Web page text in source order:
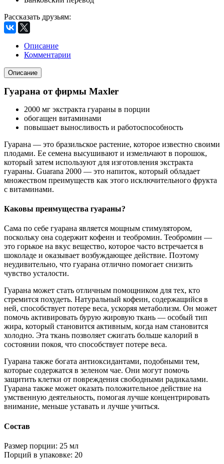
Рассказать друзьям:
Описание
Комментарии
Описание
Гуарана от фирмы Maxler
2000 мг экстракта гуараны в порции
обогащен витаминами
повышает выносливость и работоспособность
Гуарана — это бразильское растение, которое известно своими
плодами. Ее семена высушивают и измельчают в порошок,
который затем используют для изготовления экстракта
гуараны. Guarana 2000 — это напиток, который обладает
множеством преимуществ как этого исключительного фрукта
с витаминами.
Каковы преимущества гуараны?
Сама по себе гуарана является мощным стимулятором,
поскольку она содержит кофеин и теобромин. Теобромин —
это горькое на вкус вещество, которое часто встречается в
шоколаде и оказывает возбуждающее действие. Поэтому
неудивительно, что гуарана отлично помогает снизить
чувство усталости.
Гуарана может стать отличным помощником для тех, кто
стремится похудеть. Натуральный кофеин, содержащийся в
ней, способствует потере веса, ускоряя метаболизм. Он может
помочь активировать бурую жировую ткань — особый тип
жира, который становится активным, когда нам становится
холодно. Эта ткань позволяет сжигать больше калорий в
состоянии покоя, что способствует потере веса.
Гуарана также богата антиоксидантами, подобными тем,
которые содержатся в зеленом чае. Они могут помочь
защитить клетки от повреждения свободными радикалами.
Гуарана также может оказать положительное действие на
умственную деятельность, помогая лучше концентрировать
внимание, меньше уставать и лучше учиться.
Состав
Размер порции: 25 мл
Порций в упаковке: 20